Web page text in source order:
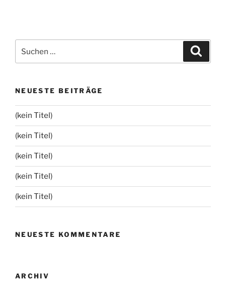
nach:
NEUESTE BEITRÄGE
(kein Titel)
(kein Titel)
(kein Titel)
(kein Titel)
(kein Titel)
NEUESTE KOMMENTARE
ARCHIV